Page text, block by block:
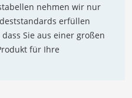
nehmen wir nur
erfüllen
Sie aus einer großen
für Ihre